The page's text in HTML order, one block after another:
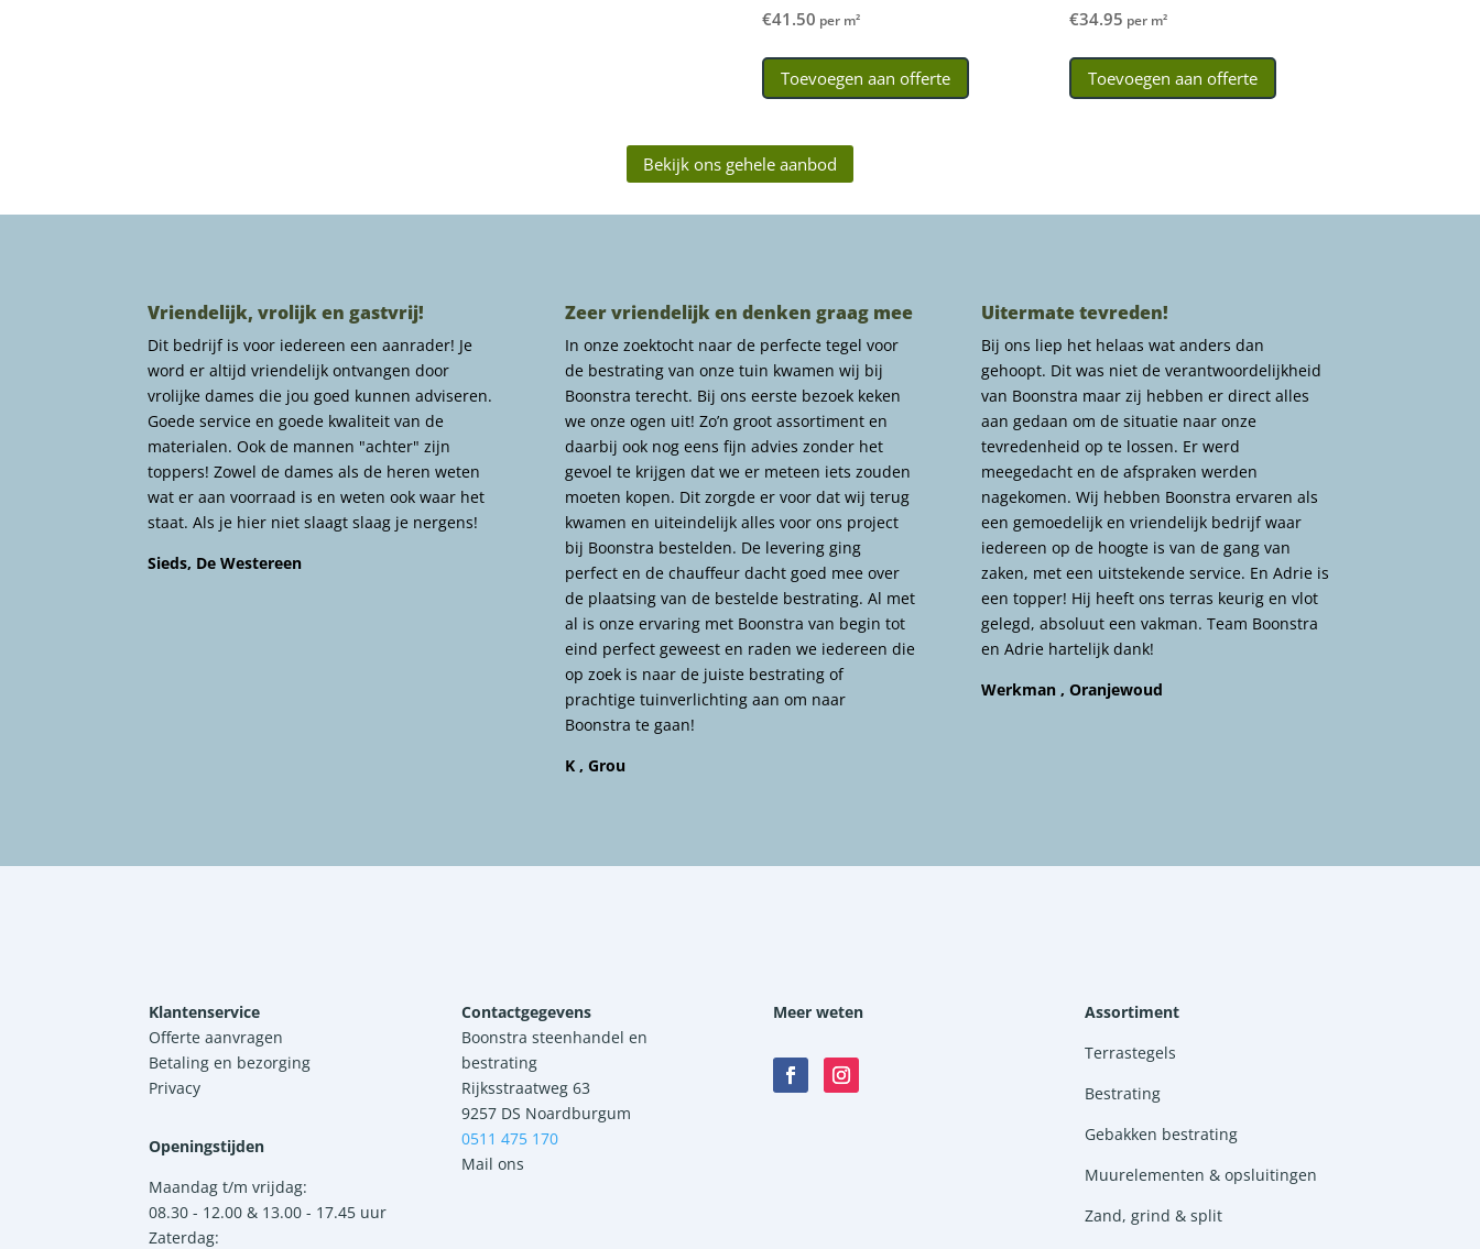
€41.50 per m²
Toevoegen aan offerte
€34.95 per m²
Toevoegen aan offerte
Bekijk ons gehele aanbod
Vriendelijk, vrolijk en gastvrij!
Dit bedrijf is voor iedereen een aanrader! Je
word er altijd vriendelijk ontvangen door
vrolijke dames die jou goed kunnen adviseren.
Goede service en goede kwaliteit van de
materialen. Ook de mannen "achter" zijn
toppers! Zowel de dames als de heren weten
wat er aan voorraad is en weten ook waar het
staat. Als je hier niet slaagt slaag je nergens!
Sieds, De Westereen
Zeer vriendelijk en denken graag mee
In onze zoektocht naar de perfecte tegel voor
de bestrating van onze tuin kwamen wij bij
Boonstra terecht. Bij ons eerste bezoek keken
we onze ogen uit! Zo’n groot assortiment en
daarbij ook nog eens fijn advies zonder het
gevoel te krijgen dat we er meteen iets zouden
moeten kopen. Dit zorgde er voor dat wij terug
kwamen en uiteindelijk alles voor ons project
bij Boonstra bestelden. De levering ging
perfect en de chauffeur dacht goed mee over
de plaatsing van de bestelde bestrating. Al met
al is onze ervaring met Boonstra van begin tot
eind perfect geweest en raden we iedereen die
op zoek is naar de juiste bestrating of
prachtige tuinverlichting aan om naar
Boonstra te gaan!
K , Grou
Uitermate tevreden!
Bij ons liep het helaas wat anders dan
gehoopt. Dit was niet de verantwoordelijkheid
van Boonstra maar zij hebben er direct alles
aan gedaan om de situatie naar onze
tevredenheid op te lossen. Er werd
meegedacht en de afspraken werden
nagekomen. Wij hebben Boonstra ervaren als
een gemoedelijk en vriendelijk bedrijf waar
iedereen op de hoogte is van de gang van
zaken, met een uitstekende service. En Adrie is
een topper! Hij heeft ons terras keurig en vlot
gelegd, absoluut een vakman. Team Boonstra
en Adrie hartelijk dank!
Werkman , Oranjewoud
Klantenservice
Offerte aanvragen
Betaling en bezorging
Privacy
Openingstijden
Maandag t/m vrijdag:
08.30 - 12.00 & 13.00 - 17.45 uur
Zaterdag:
Contactgegevens
Boonstra steenhandel en
bestrating
Rijksstraatweg 63
9257 DS Noardburgum
0511 475 170
Mail ons
Meer weten
Assortiment
Terrastegels
Bestrating
Gebakken bestrating
Muurelementen & opsluitingen
Zand, grind & split